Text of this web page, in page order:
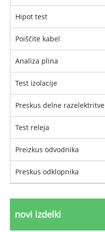
Hipot test
Poiščite kabel
Analiza plina
Test izolacije
Preskus delne razelektritve
Test releja
Preizkus odvodnika
Preskus odklopnika
novi izdelki